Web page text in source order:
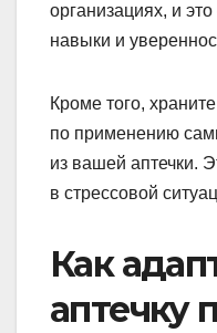
организациях, и
навыки и
Кроме того,
по применению
из вашей аптечки.
в стрессовой
Как
аптечку